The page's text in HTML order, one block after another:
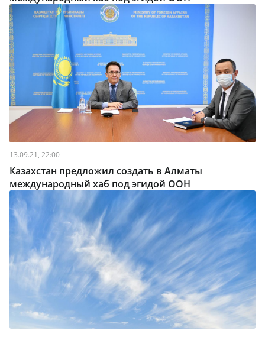
13.09.21, 22:00
Казахстан предложил создать в Алматы
международный хаб под эгидой ООН